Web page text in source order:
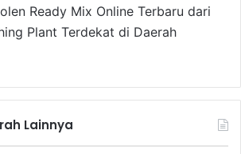
Ready Mix Online Terbaru dari
Plant Terdekat di Daerah
Lainnya